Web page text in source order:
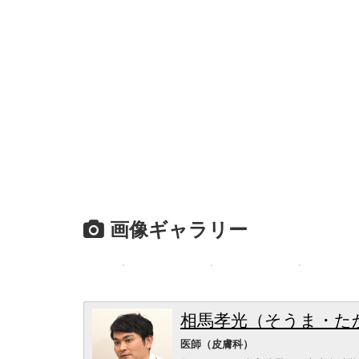
画像ギャラリー
相馬孝光（そうま・た
医師（皮膚科）